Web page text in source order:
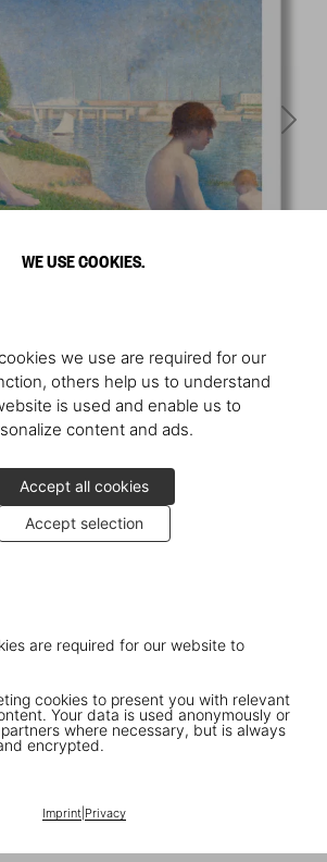
WE USE COOKIES.
we use are required for our
others help us to understand
is used and enable us to
content and ads.
Accept all cookies
Accept selection
are required for our website to
cookies to present you with relevant
Your data is used anonymously or
where necessary, but is always
encrypted.
Imprint| Privacy
1/ 23
US$ 20